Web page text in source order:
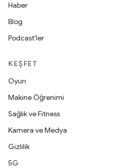
Haber
Blog
Podcast'ler
KEŞFET
Oyun
Makine Öğrenimi
Sağlık ve Fitness
Kamera ve Medya
Gizlilik
5G